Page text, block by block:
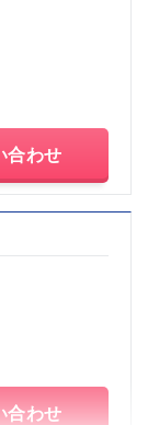
合わせ
合わせ